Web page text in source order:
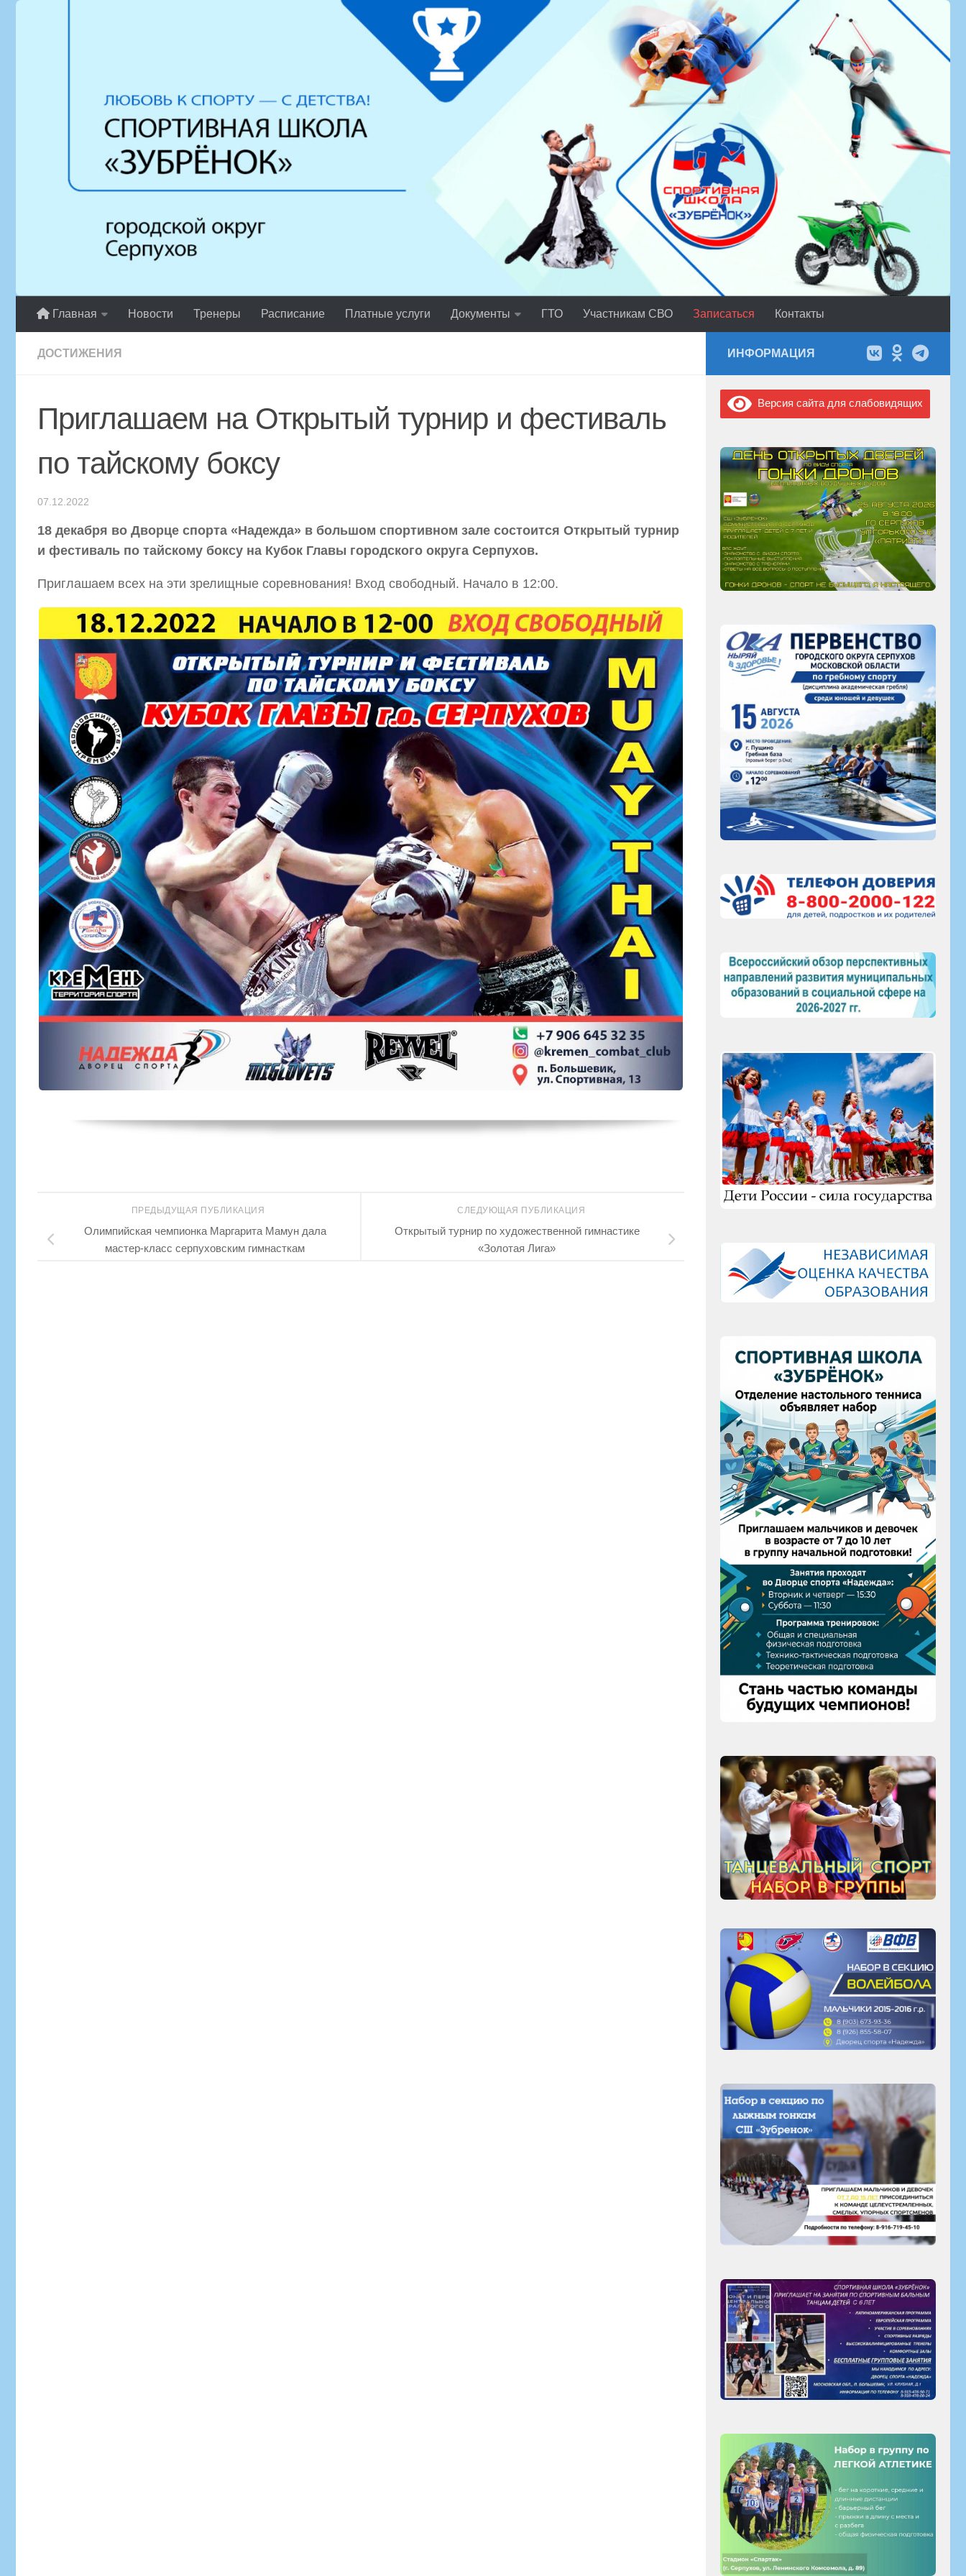
Главная Новости Тренеры Расписание Платные услуги Документы ГТО Участникам СВО Записаться Контакты
ДОСТИЖЕНИЯ
Приглашаем на Открытый турнир и фестиваль
по тайскому боксу
07.12.2022
18 декабря во Дворце спорта «Надежда» в большом спортивном зале состоится Открытый турнир
и фестиваль по тайскому боксу на Кубок Главы городского округа Серпухов.
Приглашаем всех на эти зрелищные соревнования! Вход свободный. Начало в 12:00.
СЛЕДУЮЩАЯ ПУБЛИКАЦИЯ
Открытый турнир по художественной гимнастике
«Золотая Лига»
ПРЕДЫДУЩАЯ ПУБЛИКАЦИЯ
Олимпийская чемпионка Маргарита Мамун дала
мастер-класс серпуховским гимнасткам
ИНФОРМАЦИЯ
Версия сайта для слабовидящих